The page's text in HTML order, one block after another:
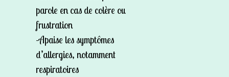
parole en cas de colère ou
frustration
-Apaise les symptômes
d’allergies, notamment
respiratoires